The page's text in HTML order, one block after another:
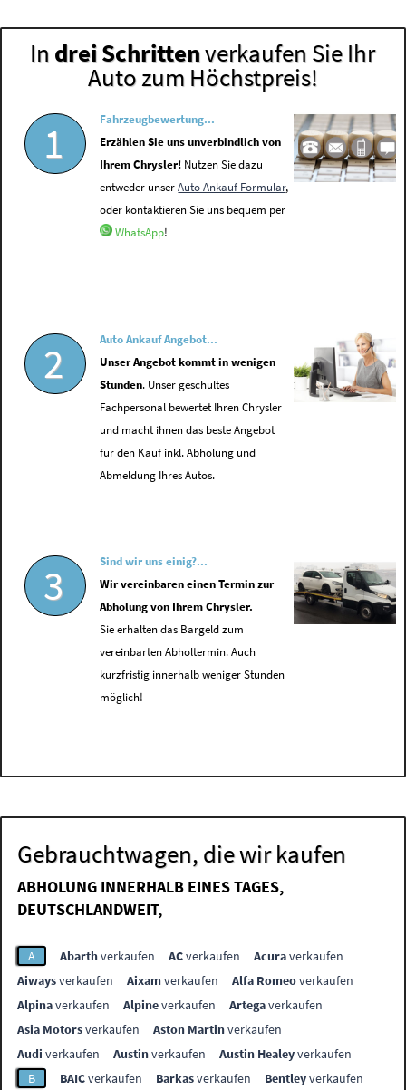
In drei Schrittenverkaufen Sie Ihr
Auto zum Höchstpreis!
1
Fahrzeugbewertung...
Erzählen Sie uns unverbindlich von
Ihrem Chrysler! Nutzen Sie dazu
entweder unserAuto Ankauf Formular,
oder kontaktieren Sie uns bequem per
WhatsApp!
2
Auto Ankauf Angebot...
Unser Angebot kommt in wenigen
Stunden. Unser geschultes
Fachpersonal bewertet Ihren Chrysler
und macht ihnen das beste Angebot
für den Kauf inkl. Abholung und
Abmeldung Ihres Autos.
3
Sind wir uns einig?...
Wir vereinbaren einen Termin zur
Abholung von Ihrem Chrysler.
Sie erhalten das Bargeld zum
vereinbarten Abholtermin. Auch
kurzfristig innerhalb weniger Stunden
möglich!
Gebrauchtwagen, die wir kaufen
ABHOLUNG INNERHALB EINES TAGES,
DEUTSCHLANDWEIT,
A Abarthverkaufen ACverkaufen Acuraverkaufen
Aiwaysverkaufen Aixamverkaufen Alfa Romeoverkaufen
Alpinaverkaufen Alpineverkaufen Artegaverkaufen
Asia Motorsverkaufen Aston Martinverkaufen
Audi verkaufen Austinverkaufen Austin Healeyverkaufen
B
BAICverkaufen Barkasverkaufen Bentleyverkaufen